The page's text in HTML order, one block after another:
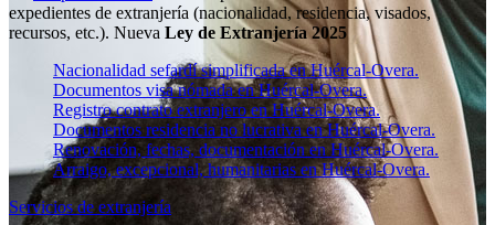
expedientes de extranjería (nacionalidad, residencia, visados,
recursos, etc.). Nueva Ley de Extranjería 2025
Nacionalidad sefardí simplificada en Huércal-Overa.
Documentos visa nómada en Huércal-Overa.
Registro contrato extranjero en Huércal-Overa.
Documentos residencia no lucrativa en Huércal-Overa.
Renovación, fechas, documentación en Huércal-Overa.
Arraigo, excepcional, humanitarias en Huércal-Overa.
Servicios de extranjería